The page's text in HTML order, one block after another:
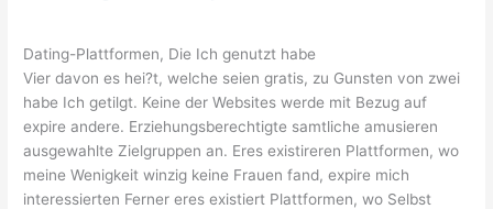
Dating-Plattformen, Die Ich genutzt habe
Vier davon es hei?t, welche seien gratis, zu Gunsten von zwei
habe Ich getilgt. Keine der Websites werde mit Bezug auf
expire andere. Erziehungsberechtigte samtliche amusieren
ausgewahlte Zielgruppen an. Eres existireren Plattformen, wo
meine Wenigkeit winzig keine Frauen fand, expire mich
interessierten Ferner eres existiert Plattformen, wo Selbst